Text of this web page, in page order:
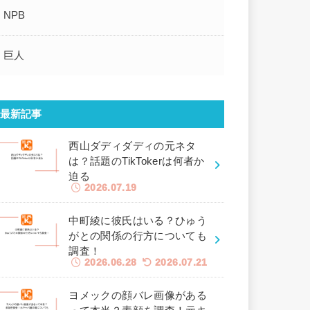
NPB
巨人
最新記事
西山ダディダディの元ネタ
は？話題のTikTokerは何者か
迫る
2026.07.19
中町綾に彼氏はいる？ひゅう
がとの関係の行方についても
調査！
2026.06.28 2026.07.21
ヨメックの顔バレ画像がある